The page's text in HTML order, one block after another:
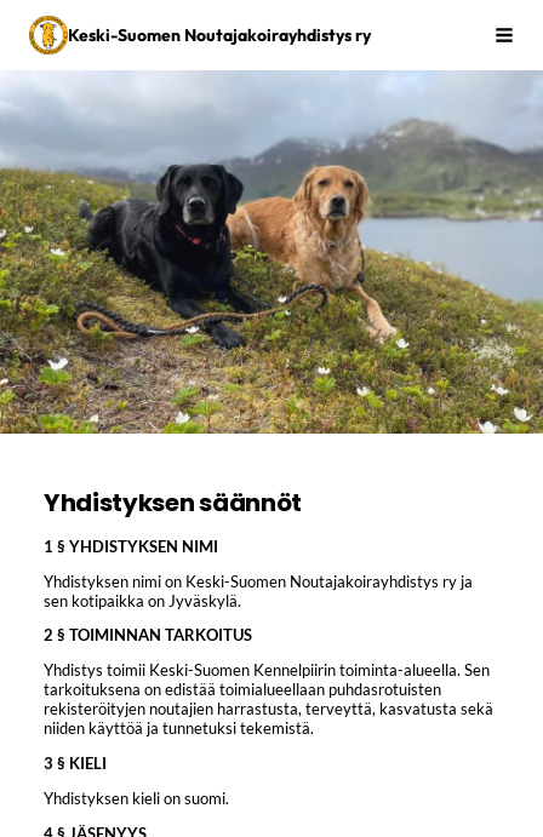
Siirry
sivun
sisältöön
Keski-Suomen Noutajakoirayhdistys ry
Yhdistyksen säännöt
1 § YHDISTYKSEN NIMI
Yhdistyksen nimi on Keski-Suomen Noutajakoirayhdistys ry ja
sen kotipaikka on Jyväskylä.
2 § TOIMINNAN TARKOITUS
Yhdistys toimii Keski-Suomen Kennelpiirin toiminta-alueella. Sen
tarkoituksena on edistää toimialueellaan puhdasrotuisten
rekisteröityjen noutajien harrastusta, terveyttä, kasvatusta sekä
niiden käyttöä ja tunnetuksi tekemistä.
3 § KIELI
Yhdistyksen kieli on suomi.
4 § JÄSENYYS